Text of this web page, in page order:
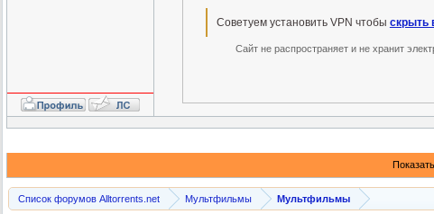
Советуем установить VPN чтобы скрыть
Сайт не распространяет и не хранит
Список форумов Alltorrents.net Мультфильмы Мультфильмы